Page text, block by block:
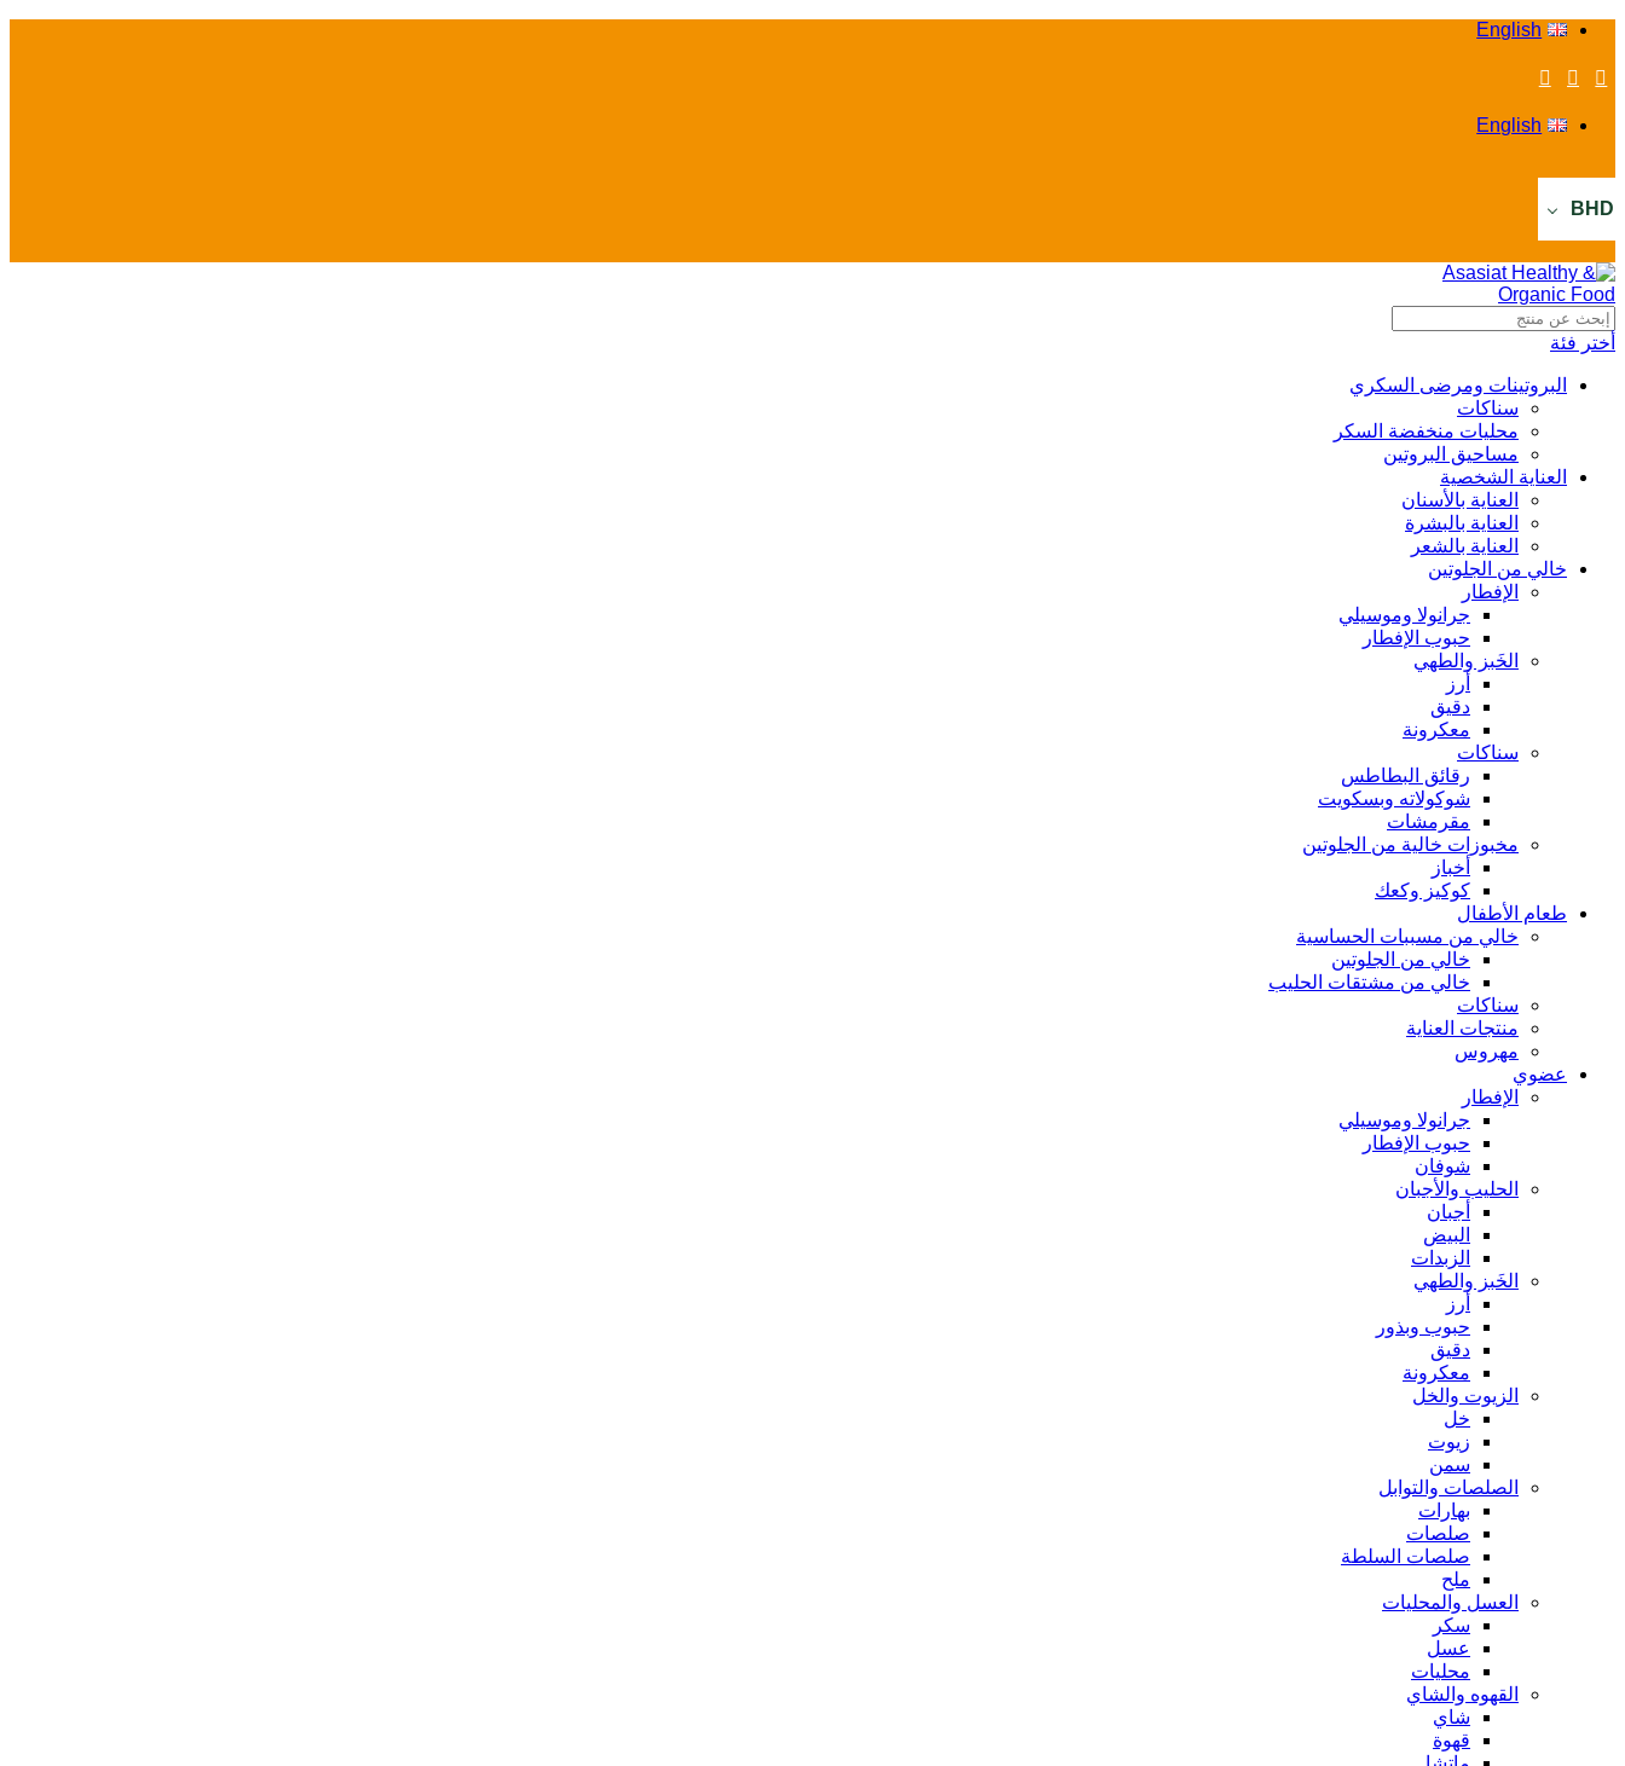
English
English
BHD
أختر فئة
البروتينات ومرضى السكري
سناكات
محليات منخفضة السكر
مساحيق البروتين
العناية الشخصية
العناية بالأسنان
العناية بالبشرة
العناية بالشعر
خالي من الجلوتين
الإفطار
جرانولا وموسيلي
حبوب الإفطار
الخَبز والطهي
أرز
دقيق
معكرونة
سناكات
رقائق البطاطس
شوكولاته وبسكويت
مقرمشات
مخبوزات خالية من الجلوتين
أخباز
كوكيز وكعك
طعام الأطفال
خالي من مسببات الحساسية
خالي من الجلوتين
خالي من مشتقات الحليب
سناكات
منتجات العناية
مهروس
عضوي
الإفطار
جرانولا وموسيلي
حبوب الإفطار
شوفان
الحليب والأجبان
أجبان
البيض
الزبدات
الخَبز والطهي
أرز
حبوب وبذور
دقيق
معكرونة
الزيوت والخل
خل
زيوت
سمن
الصلصات والتوابل
بهارات
صلصات
صلصات السلطة
ملح
العسل والمحليات
سكر
عسل
محليات
القهوه والشاي
شاي
قهوة